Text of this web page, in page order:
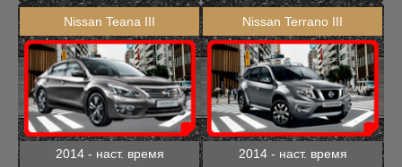
Nissan Teana III
2014 - наст. время
Nissan Terrano III
2014 - наст. время